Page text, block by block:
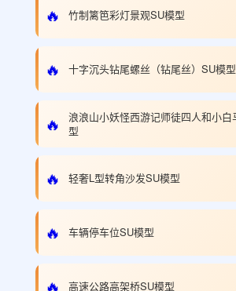
🔥 竹制篱笆彩灯景观SU模型
🔥 十字沉头钻尾螺丝（钻尾丝）SU模型
🔥
浪浪山小妖怪西游记师徒四人和小白
型
🔥 轻奢L型转角沙发SU模型
🔥 车辆停车位SU模型
🔥 高速公路高架桥SU模型